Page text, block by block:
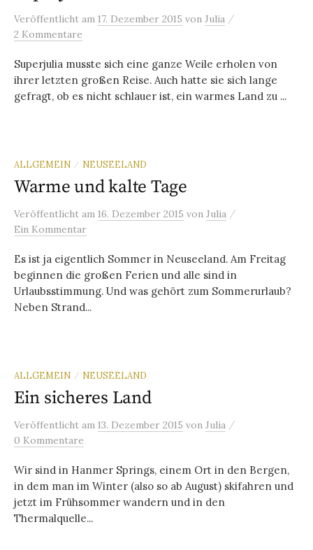
Veröffentlicht am 17. Dezember 2015 von Julia /
2 Kommentare
Superjulia musste sich eine ganze Weile erholen von
ihrer letzten großen Reise. Auch hatte sie sich lange
gefragt, ob es nicht schlauer ist, ein warmes Land zu ...
ALLGEMEIN / NEUSEELAND
Warme und kalte Tage
Veröffentlicht am 16. Dezember 2015 von Julia /
Ein Kommentar
Es ist ja eigentlich Sommer in Neuseeland. Am Freitag
beginnen die großen Ferien und alle sind in
Urlaubsstimmung. Und was gehört zum Sommerurlaub?
Neben Strand...
ALLGEMEIN / NEUSEELAND
Ein sicheres Land
Veröffentlicht am 13. Dezember 2015 von Julia /
0 Kommentare
Wir sind in Hanmer Springs, einem Ort in den Bergen,
in dem man im Winter (also so ab August) skifahren und
jetzt im Frühsommer wandern und in den
Thermalquelle...